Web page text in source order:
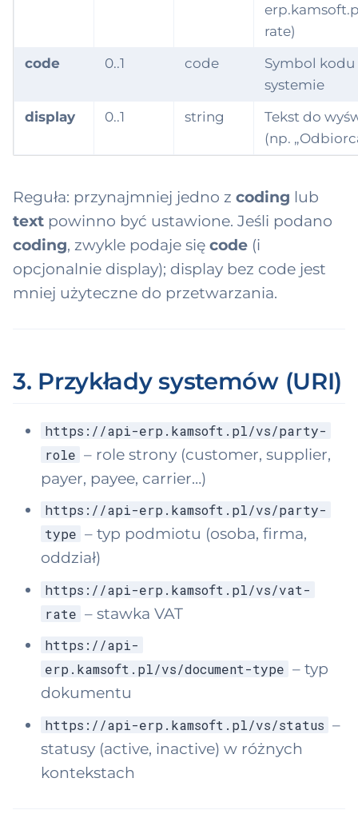
rate)
code
0..1 code
Symbol
systemie
display
0..1 string
Tekst do
(np.
Reguła: przynajmniej jedno z coding lub
text powinno być ustawione. Jeśli podano
coding, zwykle podaje się code (i
opcjonalnie display); display bez code jest
mniej użyteczne do przetwarzania.
3. Przykłady systemów (URI)
https://api-erp.kamsoft.pl/vs/party-
role – role strony (customer, supplier,
payer, payee, carrier…)
https://api-erp.kamsoft.pl/vs/party-
type – typ podmiotu (osoba, firma,
oddział)
https://api-erp.kamsoft.pl/vs/vat-
rate – stawka VAT
https://api-
erp.kamsoft.pl/vs/document-type – typ
dokumentu
https://api-erp.kamsoft.pl/vs/status –
statusy (active, inactive) w różnych
kontekstach